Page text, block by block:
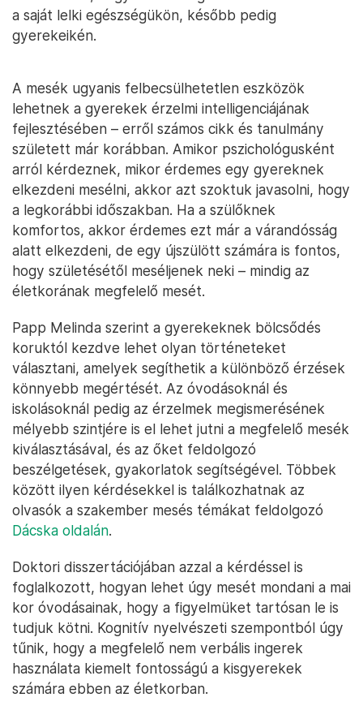
a saját lelki egészségükön, később pedig
gyerekeikén.
A mesék ugyanis felbecsülhetetlen eszközök
lehetnek a gyerekek érzelmi intelligenciájának
fejlesztésében – erről számos cikk és tanulmány
született már korábban. Amikor pszichológusként
arról kérdeznek, mikor érdemes egy gyereknek
elkezdeni mesélni, akkor azt szoktuk javasolni, hogy
a legkorábbi időszakban. Ha a szülőknek
komfortos, akkor érdemes ezt már a várandósság
alatt elkezdeni, de egy újszülött számára is fontos,
hogy születésétől meséljenek neki – mindig az
életkorának megfelelő mesét.
Papp Melinda szerint a gyerekeknek bölcsődés
koruktól kezdve lehet olyan történeteket
választani, amelyek segíthetik a különböző érzések
könnyebb megértését. Az óvodásoknál és
iskolásoknál pedig az érzelmek megismerésének
mélyebb szintjére is el lehet jutni a megfelelő mesék
kiválasztásával, és az őket feldolgozó
beszélgetések, gyakorlatok segítségével. Többek
között ilyen kérdésekkel is találkozhatnak az
olvasók a szakember mesés témákat feldolgozó
Dácska oldalán.
Doktori disszertációjában azzal a kérdéssel is
foglalkozott, hogyan lehet úgy mesét mondani a mai
kor óvodásainak, hogy a figyelmüket tartósan le is
tudjuk kötni. Kognitív nyelvészeti szempontból úgy
tűnik, hogy a megfelelő nem verbális ingerek
használata kiemelt fontosságú a kisgyerekek
számára ebben az életkorban.